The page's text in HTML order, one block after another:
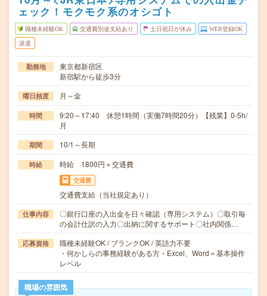
ェック！モクモク系のオシゴト
職種未経験OK 交通費別途支給あり 土日祝日が休み WEB登録OK
派遣
勤務地
東京都新宿区
新宿駅から徒歩3分
曜日頻度 月～金
時間
9:20～17:40 休憩1時間（実働7時間20分）【残業】0-5h/
月
期間 10/1～長期
時給 時給 1800円＋交通費
交通費
交通費支給（当社規定あり）
仕事内容
〇銀行口座の入出金を日々確認（専用システム）〇取引毎
の会計仕訳の入力〇出納に関するサポート〇社内関係…
応募資格
職種未経験OK / ブランクOK / 英語力不要
・何かしらの事務経験がある方・Excel、Word＝基本操作
レベル
職場の雰囲気